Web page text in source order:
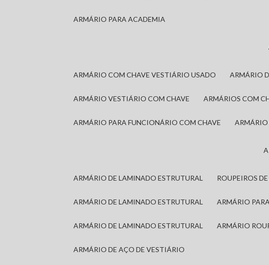
ARMÁRIO PARA ACADEMIA
ARMÁRIO COM CHAVE VESTIÁRIO USADO ARMÁRIO
ARMÁRIO VESTIÁRIO COM CHAVE ARMÁRIOS COM
ARMÁRIO PARA FUNCIONÁRIO COM CHAVE
ARMÁRIO DE LAMINADO ESTRUTURAL ROUPEIROS
ARMÁRIO DE LAMINADO ESTRUTURAL ARMÁRIO
ARMÁRIO DE LAMINADO ESTRUTURAL ARMÁRIO
ARMÁRIO DE AÇO DE VESTIÁRIO